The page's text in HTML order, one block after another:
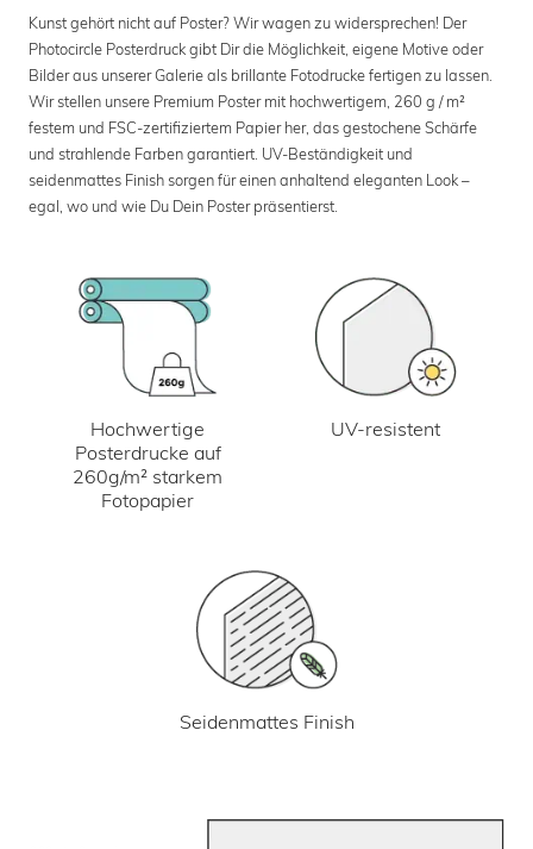
Kunst gehört nicht auf Poster? Wir wagen zu widersprechen! Der
Photocircle Posterdruck gibt Dir die Möglichkeit, eigene Motive oder
Bilder aus unserer Galerie als brillante Fotodrucke fertigen zu lassen.
Wir stellen unsere Premium Poster mit hochwertigem, 260 g / m²
festem und FSC-zertifiziertem Papier her, das gestochene Schärfe
und strahlende Farben garantiert. UV-Beständigkeit und
seidenmattes Finish sorgen für einen anhaltend eleganten Look –
egal, wo und wie Du Dein Poster präsentierst.
Hochwertige
Posterdrucke auf
260g/m² starkem
Fotopapier
UV-resistent
Seidenmattes Finish